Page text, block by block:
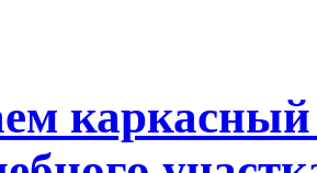
каркасный